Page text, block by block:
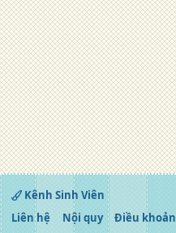
Kênh Sinh Viên
Liên hệ
Nội quy Điều khoản